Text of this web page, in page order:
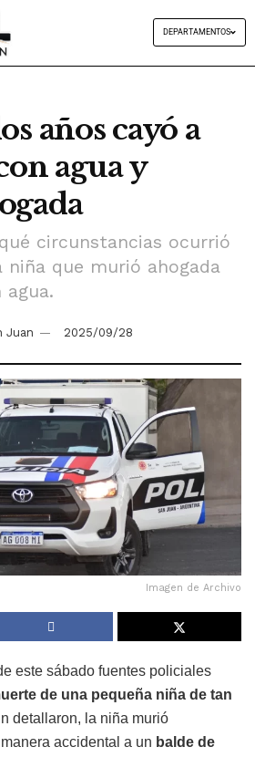
DEPARTAMENTOS
años cayó a
agua y
circunstancias ocurrió
niña que murió ahogada
Juan 2025/09/28
Imagen de Archivo
este sábado fuentes policiales
de una pequeña niña de tan
detallaron, la niña murió
accidental a un balde de